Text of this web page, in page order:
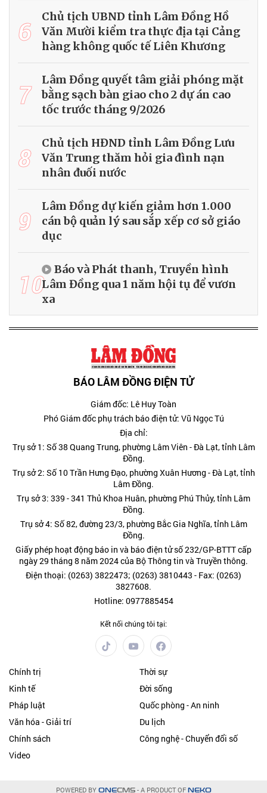
6
Chủ tịch UBND tỉnh Lâm Đồng Hồ
Văn Mười kiểm tra thực địa tại Cảng
hàng không quốc tế Liên Khương
7
Lâm Đồng quyết tâm giải phóng mặt
bằng sạch bàn giao cho 2 dự án cao
tốc trước tháng 9/2026
8
Chủ tịch HĐND tỉnh Lâm Đồng Lưu
Văn Trung thăm hỏi gia đình nạn
nhân đuối nước
9
Lâm Đồng dự kiến giảm hơn 1.000
cán bộ quản lý sau sắp xếp cơ sở giáo
dục
10
Báo và Phát thanh, Truyền hình
Lâm Đồng qua 1 năm hội tụ để vươn
xa
BÁO LÂM ĐỒNG ĐIỆN TỬ
Giám đốc: Lê Huy Toàn
Phó Giám đốc phụ trách báo điện tử: Vũ Ngọc Tú
Địa chỉ:
Trụ sở 1: Số 38 Quang Trung, phường Lâm Viên - Đà Lạt, tỉnh Lâm
Đồng.
Trụ sở 2: Số 10 Trần Hưng Đạo, phường Xuân Hương - Đà Lạt, tỉnh
Lâm Đồng.
Trụ sở 3: 339 - 341 Thủ Khoa Huân, phường Phú Thủy, tỉnh Lâm
Đồng.
Trụ sở 4: Số 82, đường 23/3, phường Bắc Gia Nghĩa, tỉnh Lâm
Đồng.
Giấy phép hoạt động báo in và báo điện tử số 232/GP-BTTT cấp
ngày 29 tháng 8 năm 2024 của Bộ Thông tin và Truyền thông.
Điện thoại: (0263) 3822473; (0263) 3810443 - Fax: (0263)
3827608.
Hotline: 0977885454
Kết nối chúng tôi tại:
Chính trị
Thời sự
Kinh tế
Đời sống
Pháp luật
Quốc phòng - An ninh
Văn hóa - Giải trí
Du lịch
Chính sách
Công nghệ - Chuyển đổi số
Video
POWERED BY ONECMS- A PRODUCT OF NEKO